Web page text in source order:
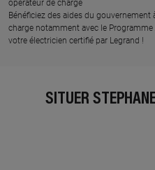
opérateur de charge
Bénéficiez des aides du gouvernement
charge notamment avec le
votre électricien certifié par Legrand !
SITUER